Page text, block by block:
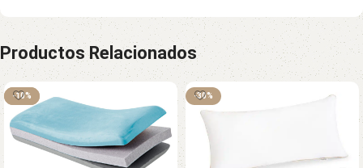
Productos Relacionados
-10%
-10% -30%